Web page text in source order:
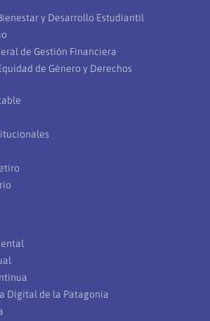
y Desarrollo Estudiantil
de Gestión Financiera
de Género y Derechos
Digital de la Patagonia